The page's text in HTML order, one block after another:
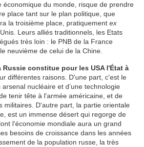
économique du monde, risque de prendre
place tant sur le plan politique, que
la troisième place, pratiquement ex
Leurs alliés traditionnels, les Etats
très loin : le PNB de la France
neuvième de celui de la Chine.
Russie constitue pour les USA l'État à
différentes raisons. D'une part, c'est le
nucléaire et d’une technologie
tenir tête à l'armée américaine, et de
militaires. D'autre part, la partie orientale
est un immense désert qui regorge de
l'économie mondiale aura un grand
besoins de croissance dans les années
de la population russe, la très